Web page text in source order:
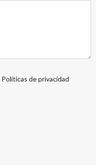
Políticas de privacidad